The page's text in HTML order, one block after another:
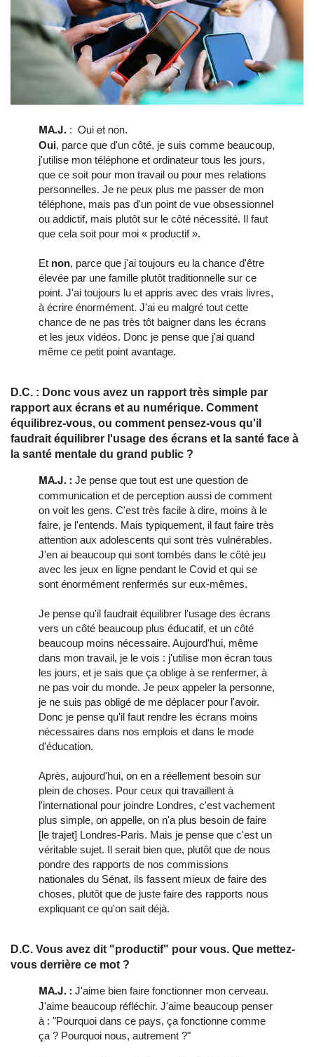
MA.J. : Oui et non.
Oui, parce que d'un côté, je suis comme beaucoup,
j'utilise mon téléphone et ordinateur tous les jours,
que ce soit pour mon travail ou pour mes relations
personnelles. Je ne peux plus me passer de mon
téléphone, mais pas d'un point de vue obsessionnel
ou addictif, mais plutôt sur le côté nécessité. Il faut
que cela soit pour moi « productif ».
Et non, parce que j'ai toujours eu la chance d'être
élevée par une famille plutôt traditionnelle sur ce
point. J'ai toujours lu et appris avec des vrais livres,
à écrire énormément. J'ai eu malgré tout cette
chance de ne pas très tôt baigner dans les écrans
et les jeux vidéos. Donc je pense que j'ai quand
même ce petit point avantage.
D.C. : Donc vous avez un rapport très simple par
rapport aux écrans et au numérique. Comment
équilibrez-vous, ou comment pensez-vous qu'il
faudrait équilibrer l'usage des écrans et la santé face à
la santé mentale du grand public ?
MA.J. : Je pense que tout est une question de
communication et de perception aussi de comment
on voit les gens. C'est très facile à dire, moins à le
faire, je l'entends. Mais typiquement, il faut faire très
attention aux adolescents qui sont très vulnérables.
J'en ai beaucoup qui sont tombés dans le côté jeu
avec les jeux en ligne pendant le Covid et qui se
sont énormément renfermés sur eux-mêmes.
Je pense qu'il faudrait équilibrer l'usage des écrans
vers un côté beaucoup plus éducatif, et un côté
beaucoup moins nécessaire. Aujourd'hui, même
dans mon travail, je le vois : j'utilise mon écran tous
les jours, et je sais que ça oblige à se renfermer, à
ne pas voir du monde. Je peux appeler la personne,
je ne suis pas obligé de me déplacer pour l'avoir.
Donc je pense qu'il faut rendre les écrans moins
nécessaires dans nos emplois et dans le mode
d'éducation.
Après, aujourd'hui, on en a réellement besoin sur
plein de choses. Pour ceux qui travaillent à
l'international pour joindre Londres, c'est vachement
plus simple, on appelle, on n'a plus besoin de faire
[le trajet] Londres-Paris. Mais je pense que c'est un
véritable sujet. Il serait bien que, plutôt que de nous
pondre des rapports de nos commissions
nationales du Sénat, ils fassent mieux de faire des
choses, plutôt que de juste faire des rapports nous
expliquant ce qu'on sait déjà.
D.C. Vous avez dit "productif" pour vous. Que mettez-
vous derrière ce mot ?
MA.J. : J'aime bien faire fonctionner mon cerveau.
J'aime beaucoup réfléchir. J'aime beaucoup penser
à : "Pourquoi dans ce pays, ça fonctionne comme
ça ? Pourquoi nous, autrement ?"